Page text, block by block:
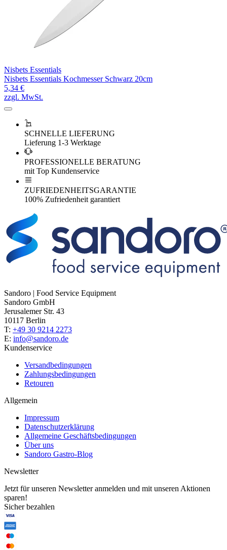
Nisbets Essentials
Nisbets Essentials Kochmesser Schwarz 20cm
5,34 €
zzgl. MwSt.
SCHNELLE LIEFERUNG
Lieferung 1-3 Werktage
PROFESSIONELLE BERATUNG
mit Top Kundenservice
ZUFRIEDENHEITSGARANTIE
100% Zufriedenheit garantiert
Sandoro | Food Service Equipment
Sandoro GmbH
Jerusalemer Str. 43
10117 Berlin
T: +49 30 9214 2273
E: info@sandoro.de
Kundenservice
Versandbedingungen
Zahlungsbedingungen
Retouren
Allgemein
Impressum
Datenschutzerklärung
Allgemeine Geschäftsbedingungen
Über uns
Sandoro Gastro-Blog
Newsletter
Jetzt für unseren Newsletter anmelden und mit unseren Aktionen
sparen!
Sicher bezahlen